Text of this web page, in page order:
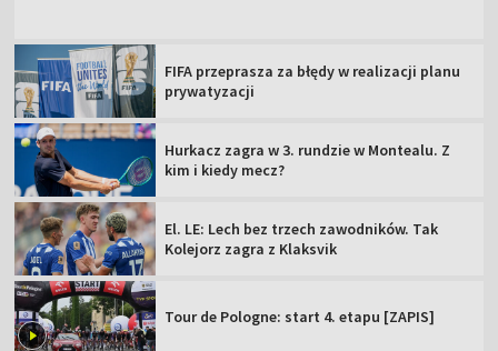
FIFA przeprasza za błędy w realizacji planu
prywatyzacji
Hurkacz zagra w 3. rundzie w Montealu. Z
kim i kiedy mecz?
El. LE: Lech bez trzech zawodników. Tak
Kolejorz zagra z Klaksvik
Tour de Pologne: start 4. etapu [ZAPIS]